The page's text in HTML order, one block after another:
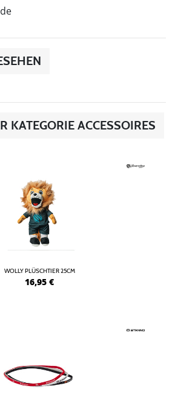
KATEGORIE ACCESSOIRES
WOLLY PLÜSCHTIER 25CM
16,95 €